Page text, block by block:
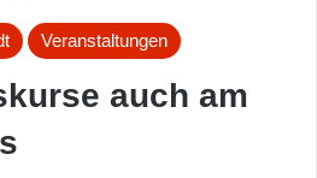
Veranstaltungen
auch am